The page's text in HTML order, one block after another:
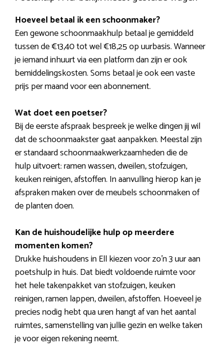
Hoeveel betaal ik een schoonmaker?
Een gewone schoonmaakhulp betaal je gemiddeld
tussen de €13,40 tot wel €18,25 op uurbasis. Wanneer
je iemand inhuurt via een platform dan zijn er ook
bemiddelingskosten. Soms betaal je ook een vaste
prijs per maand voor een abonnement.
Wat doet een poetser?
Bij de eerste afspraak bespreek je welke dingen jij wil
dat de schoonmaakster gaat aanpakken. Meestal zijn
er standaard schoonmaakwerkzaamheden die de
hulp uitvoert: ramen wassen, dweilen, stofzuigen,
keuken reinigen, afstoffen. In aanvulling hierop kan je
afspraken maken over de meubels schoonmaken of
de planten doen.
Kan de huishoudelijke hulp op meerdere
momenten komen?
Drukke huishoudens in Ell kiezen voor zo’n 3 uur aan
poetshulp in huis. Dat biedt voldoende ruimte voor
het hele takenpakket van stofzuigen, keuken
reinigen, ramen lappen, dweilen, afstoffen. Hoeveel je
precies nodig hebt qua uren hangt af van het aantal
ruimtes, samenstelling van jullie gezin en welke taken
je voor eigen rekening neemt.